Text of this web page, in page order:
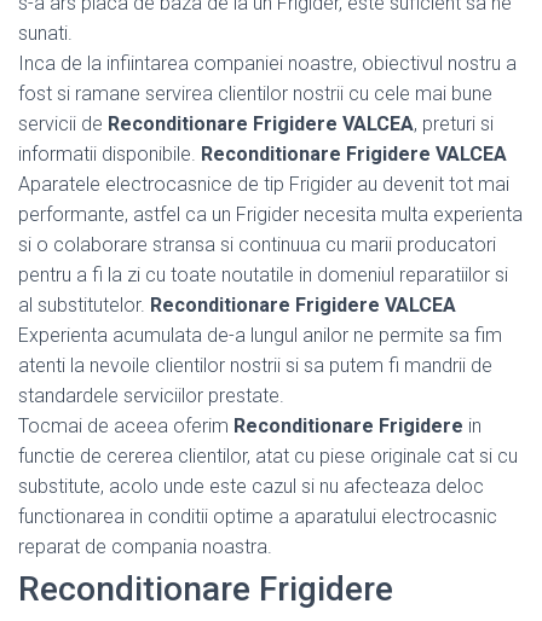
sunati.
Inca de la infiintarea companiei noastre, obiectivul nostru a
fost si ramane servirea clientilor nostrii cu cele mai bune
servicii de Reconditionare Frigidere VALCEA, preturi si
informatii disponibile. Reconditionare Frigidere VALCEA
Aparatele electrocasnice de tip Frigider au devenit tot mai
performante, astfel ca un Frigider necesita multa experienta
si o colaborare stransa si continuua cu marii producatori
pentru a fi la zi cu toate noutatile in domeniul reparatiilor si
al substitutelor. Reconditionare Frigidere VALCEA
Experienta acumulata de-a lungul anilor ne permite sa fim
atenti la nevoile clientilor nostrii si sa putem fi mandrii de
standardele serviciilor prestate.
Tocmai de aceea oferim Reconditionare Frigidere in
functie de cererea clientilor, atat cu piese originale cat si cu
substitute, acolo unde este cazul si nu afecteaza deloc
functionarea in conditii optime a aparatului electrocasnic
reparat de compania noastra.
Reconditionare Frigidere